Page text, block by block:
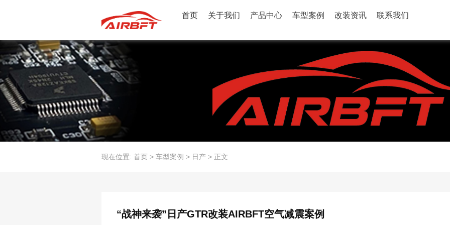
首页 关于我们 产品中心 车型案例 改装资讯 联系我们
现在位置: 首页 > 车型案例 > 日产 > 正文
“战神来袭”日产GTR改装AIRBFT空气减震案例